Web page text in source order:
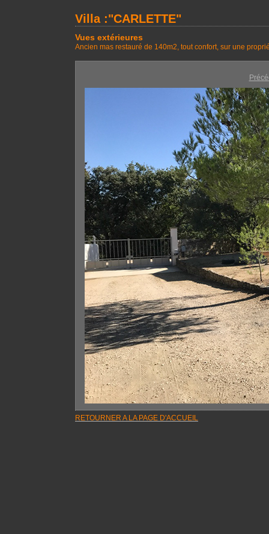
Villa :"CARLETTE"
Vues extérieures
Ancien mas restauré de 140m2, tout confort, sur une
RETOURNER A LA PAGE D'ACCUEIL